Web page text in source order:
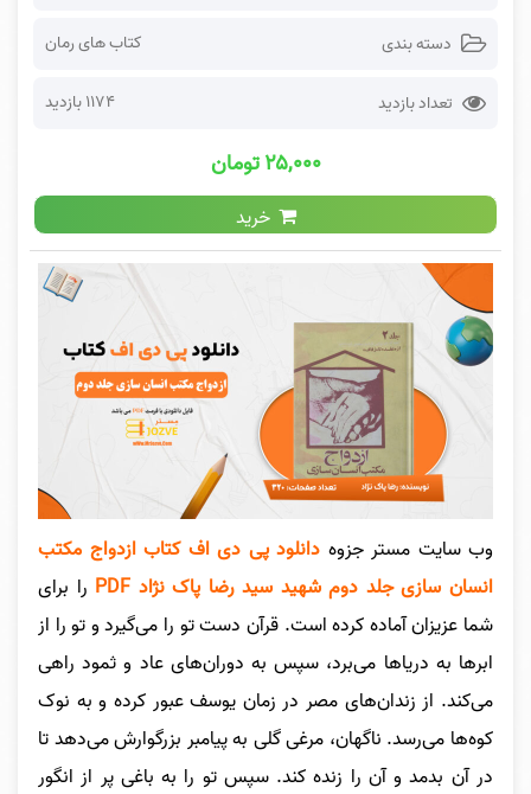
دسته بندی کتاب های رمان
تعداد بازدید 1174 بازدید
۲۵,۰۰۰ تومان
خرید
وب سایت مستر جزوه دانلود پی دی اف کتاب ازدواج مکتب
انسان سازی جلد دوم شهید سید رضا پاک نژاد PDF
را برای
شما عزیزان آماده کرده است. قرآن دست تو را می‌گیرد و تو را از
ابرها به دریاها می‌برد، سپس به دوران‌های عاد و ثمود راهی
می‌کند. از زندان‌های مصر در زمان یوسف عبور کرده و به نوک
کوه‌ها می‌رسد. ناگهان، مرغی گلی به پیامبر بزرگوارش می‌دهد تا
در آن بدمد و آن را زنده کند. سپس تو را به باغی پر از انگور